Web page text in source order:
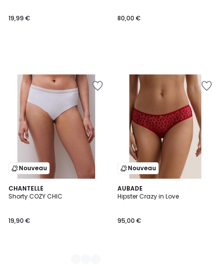
19,99 € 80,00 €
Nouveau
CHANTELLE
Shorty COZY CHIC
19,90 €
3
Couleurs
Nouveau
AUBADE
Hipster Crazy in Love
95,00 €